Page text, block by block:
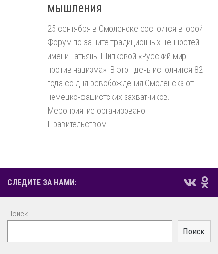
мышления
25 сентября в Смоленске состоится второй
Форум по защите традиционных ценностей
имени Татьяны Щипковой «Русский мир
против нацизма». В этот день исполнится 82
года со дня освобождения Смоленска от
немецко-фашистских захватчиков.
Мероприятие организовано
Правительством...
СЛЕДИТЕ ЗА НАМИ:
Поиск
Поиск